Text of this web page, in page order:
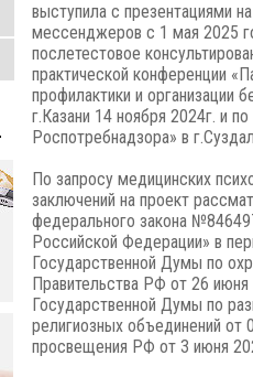
выступила с презентациями
мессенджеров с 1 мая 2025
послетестовое
практической конференции
профилактики и организации
г.Казани 14 ноября 2024г. и
Роспотребнадзора» в
По запросу медицинских
заключений на проект
федерального закона
Российской Федерации» в
Государственной Думы по
Правительства РФ от 26 июня
Государственной Думы по
религиозных объединений от
просвещения РФ от 3 июня